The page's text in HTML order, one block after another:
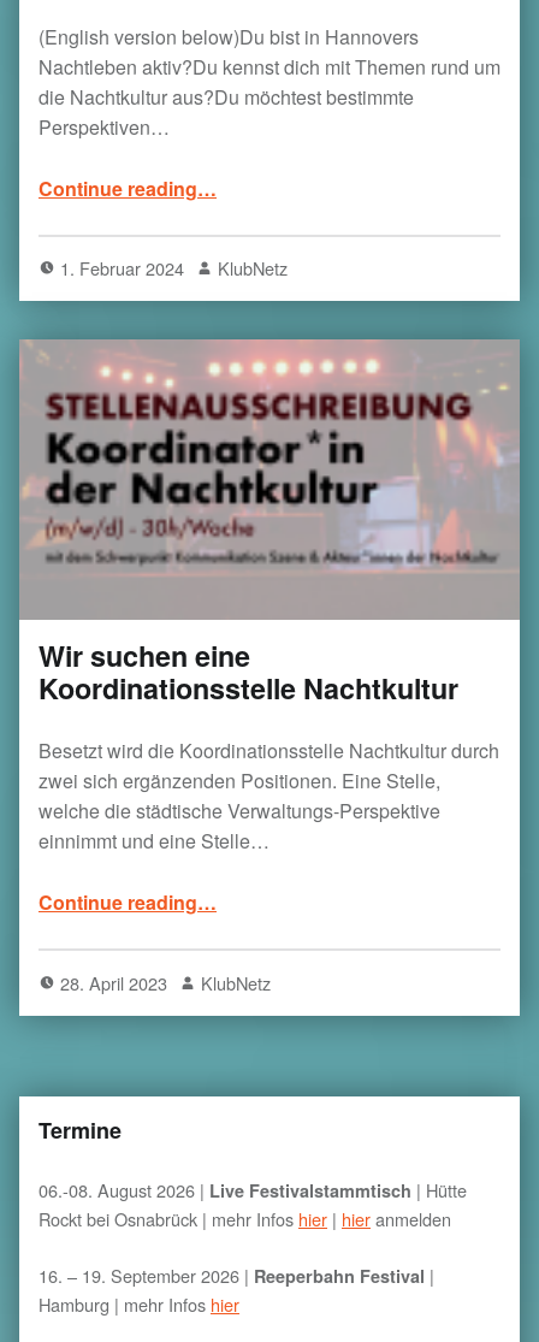
(English version below)Du bist in Hannovers
Nachtleben aktiv?Du kennst dich mit Themen rund um
die Nachtkultur aus?Du möchtest bestimmte
Perspektiven…
Continue reading…
1. Februar 2024 KlubNetz
Wir suchen eine
Koordinationsstelle Nachtkultur
Besetzt wird die Koordinationsstelle Nachtkultur durch
zwei sich ergänzenden Positionen. Eine Stelle,
welche die städtische Verwaltungs-Perspektive
einnimmt und eine Stelle…
Continue reading…
28. April 2023 KlubNetz
Termine
06.-08. August 2026 | Live Festivalstammtisch | Hütte
Rockt bei Osnabrück | mehr Infos hier | hieranmelden
16. – 19. September 2026 | Reeperbahn Festival |
Hamburg | mehr Infos hier